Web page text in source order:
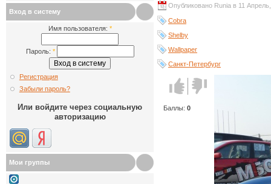
Вход в систему
Имя пользователя: *
Пароль: *
Регистрация
Забыли пароль?
Или войдите через социальную
авторизацию
Мои группы
Опубликовано Runia в 11
Cobra
Shelby
Wallpaper
Санкт-Петербург
Голос за!Голос
против!
Баллы: 0